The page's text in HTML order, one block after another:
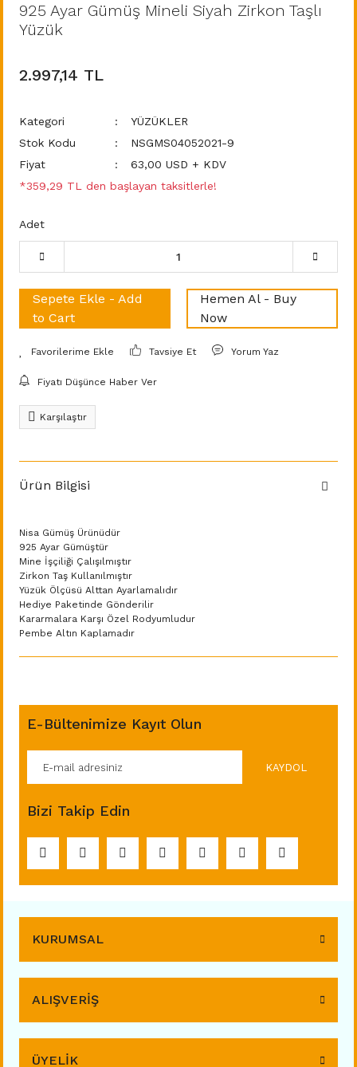
925 Ayar Gümüş Mineli Siyah Zirkon Taşlı
Yüzük
2.997,14 TL
Kategori
YÜZÜKLER
Stok Kodu
NSGMS04052021-9
Fiyat
63,00 USD + KDV
*359,29 TL den başlayan taksitlerle!
Adet
Sepete Ekle - Add
to Cart
Hemen Al - Buy
Now
Tavsiye Et Yorum Yaz
Fiyatı Düşünce Haber Ver
Karşılaştır
Ürün Bilgisi
Nisa Gümüş Ürünüdür
925 Ayar Gümüştür
Mine İşçiliği Çalışılmıştır
Zirkon Taş Kullanılmıştır
Yüzük Ölçüsü Alttan Ayarlamalıdır
Hediye Paketinde Gönderilir
Kararmalara Karşı Özel Rodyumludur
Pembe Altın Kaplamadır
E-Bültenimize Kayıt Olun
KAYDOL
Bizi Takip Edin
KURUMSAL
ALIŞVERİŞ
ÜYELİK